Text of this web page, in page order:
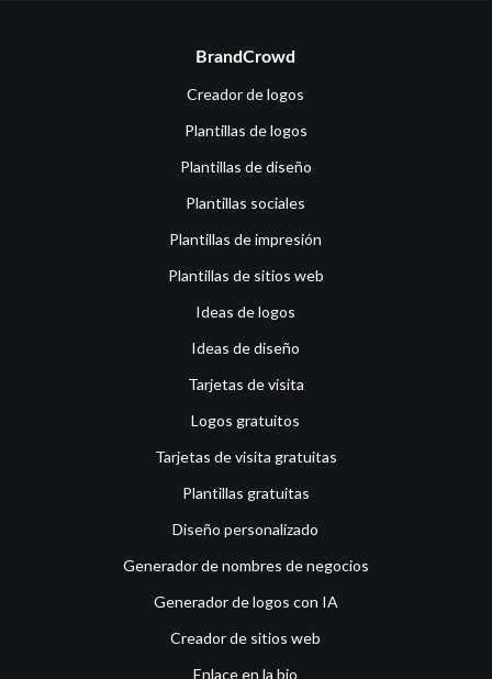
BrandCrowd
Creador de logos
Plantillas de logos
Plantillas de diseño
Plantillas sociales
Plantillas de impresión
Plantillas de sitios web
Ideas de logos
Ideas de diseño
Tarjetas de visita
Logos gratuitos
Tarjetas de visita gratuitas
Plantillas gratuitas
Diseño personalizado
Generador de nombres de negocios
Generador de logos con IA
Creador de sitios web
Enlace en la bio